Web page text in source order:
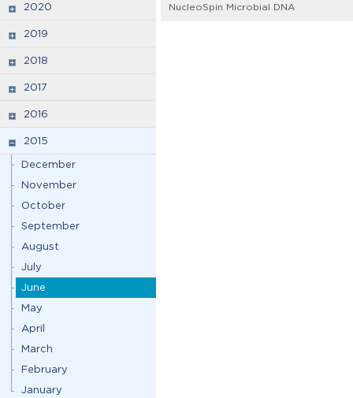
2020
2019
2018
2017
2016
2015
December
November
October
September
August
July
June
May
April
March
February
January
NucleoSpin Microbial DNA